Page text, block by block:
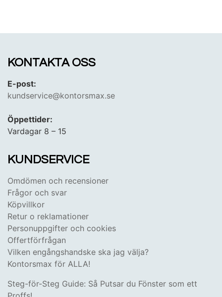
KONTAKTA OSS
E-post:
kundservice@kontorsmax.se
Öppettider:
Vardagar 8 – 15
KUNDSERVICE
Omdömen och recensioner
Frågor och svar
Köpvillkor
Retur o reklamationer
Personuppgifter och cookies
Offertförfrågan
Vilken engångshandske ska jag välja?
Kontorsmax för ALLA!
Steg-för-Steg Guide: Så Putsar du Fönster som ett